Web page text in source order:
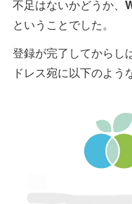
不足はないかどうか、
ということでした。
登録が完了してからし
ドレス宛に以下のよう